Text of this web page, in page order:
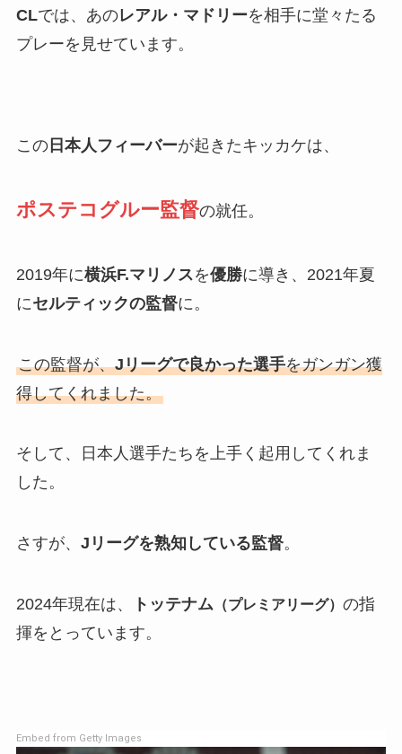
CLでは、あのレアル・マドリーを相手に堂々たる
プレーを見せています。
この日本人フィーバーが起きたキッカケは、
ポステコグルー監督の就任。
2019年に横浜F.マリノスを優勝に導き、2021年夏
にセルティックの監督に。
この監督が、Jリーグで良かった選手をガンガン獲
得してくれました。
そして、日本人選手たちを上手く起用してくれま
した。
さすが、 Jリーグを熟知している監督。
2024年現在は、 トッテナム （プレミアリーグ） の指
揮をとっています。
Embed from Getty Images